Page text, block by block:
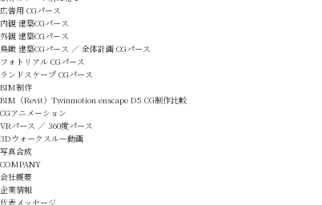
広告用 CGパース
内観 建築CGパース
外観 建築CGパース
鳥瞰 建築CGパース ／ 全体計画 CGパース
フォトリアル CGパース
ランドスケープ CGパース
BIM制作
BIM（Revit）Twinmotion enscape D5 CG制作比較
CGアニメーション
VRパース ／ 360度パース
3Dウォークスルー動画
写真合成
COMPANY
会社概要
企業情報
代表メッセージ